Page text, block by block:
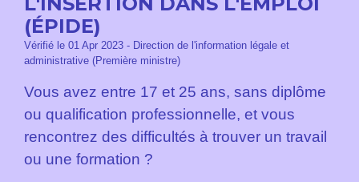
(ÉPIDE)
Vérifié le 01 Apr 2023 - Direction de l'information légale et
administrative (Première ministre)
Vous avez entre 17 et 25 ans, sans diplôme
ou qualification professionnelle, et vous
rencontrez des difficultés à trouver un travail
ou une formation ?